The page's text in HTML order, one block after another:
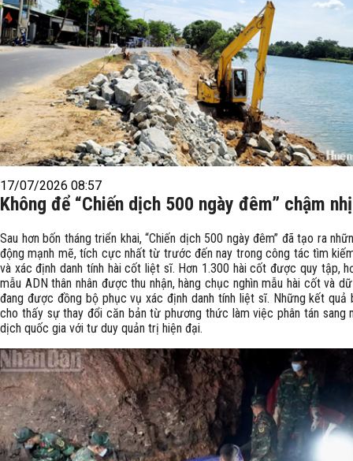
17/07/2026 08:57
Không để “Chiến dịch 500 ngày đêm” chậm
Sau hơn bốn tháng triển khai, “Chiến dịch 500 ngày đêm” đã tạo ra
động mạnh mẽ, tích cực nhất từ trước đến nay trong công tác tìm
và xác định danh tính hài cốt liệt sĩ. Hơn 1.300 hài cốt được quy tập,
mẫu ADN thân nhân được thu nhận, hàng chục nghìn mẫu hài cốt và
đang được đồng bộ phục vụ xác định danh tính liệt sĩ. Những kết quả
cho thấy sự thay đổi căn bản từ phương thức làm việc phân tán sang
dịch quốc gia với tư duy quản trị hiện đại.